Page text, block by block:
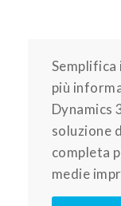
Semplifica
più
Dynamics
soluzione
completa
medie